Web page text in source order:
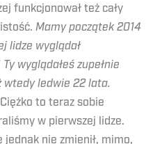
funkcjonował też cały
Mamy początek 2014
lidze wyglądał
wyglądałeś zupełnie
wtedy ledwie 22 lata.
to teraz sobie
w pierwszej lidze.
nie zmienił, mimo,